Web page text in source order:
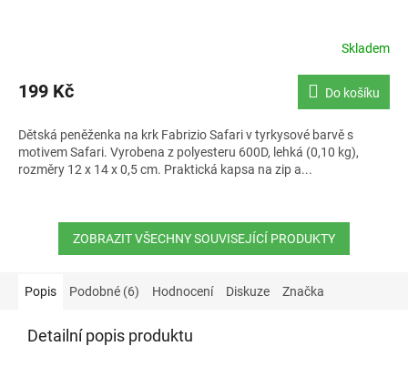
Skladem
199 Kč Do košíku
Dětská peněženka na krk Fabrizio Safari v tyrkysové barvě s
motivem Safari. Vyrobena z polyesteru 600D, lehká (0,10 kg),
rozměry 12 x 14 x 0,5 cm. Praktická kapsa na zip a...
ZOBRAZIT VŠECHNY SOUVISEJÍCÍ PRODUKTY
Popis Podobné (6) Hodnocení Diskuze Značka
Detailní popis produktu